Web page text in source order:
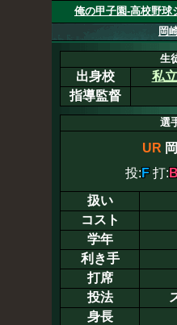
俺の甲子園-高校野球
岡
生
出身校
私
指導監督
選
UR
投: F 打:
扱い
コスト
学年
利き手
打席
投法
身長